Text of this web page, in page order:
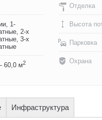
1-
2-х
3-х
60,0 м2
Отделка
Высота
Парковка
Охрана
Инфраструктура